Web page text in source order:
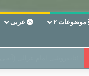
موضوعات ۲ عربی